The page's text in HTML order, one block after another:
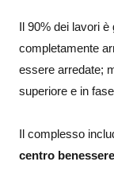
Il 90% dei lavori
completamente
essere arredate;
superiore e in
Il complesso
centro